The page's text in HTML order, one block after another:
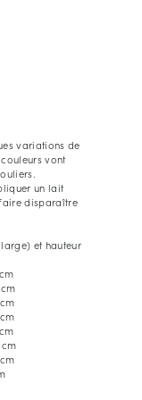
variations de
vont
un lait
disparaître
et hauteur